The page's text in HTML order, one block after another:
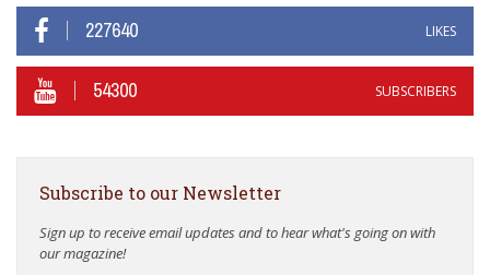
227640 LIKES
54300 SUBSCRIBERS
Subscribe to our Newsletter
Sign up to receive email updates and to hear what's going on with
our magazine!